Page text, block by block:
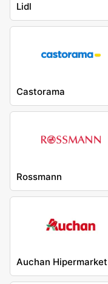
Lidl
Castorama
Rossmann
Auchan Hipermarket